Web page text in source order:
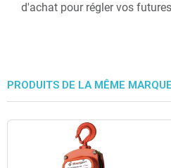
d'achat pour régler vos
PRODUITS DE LA MÊME MARQUE